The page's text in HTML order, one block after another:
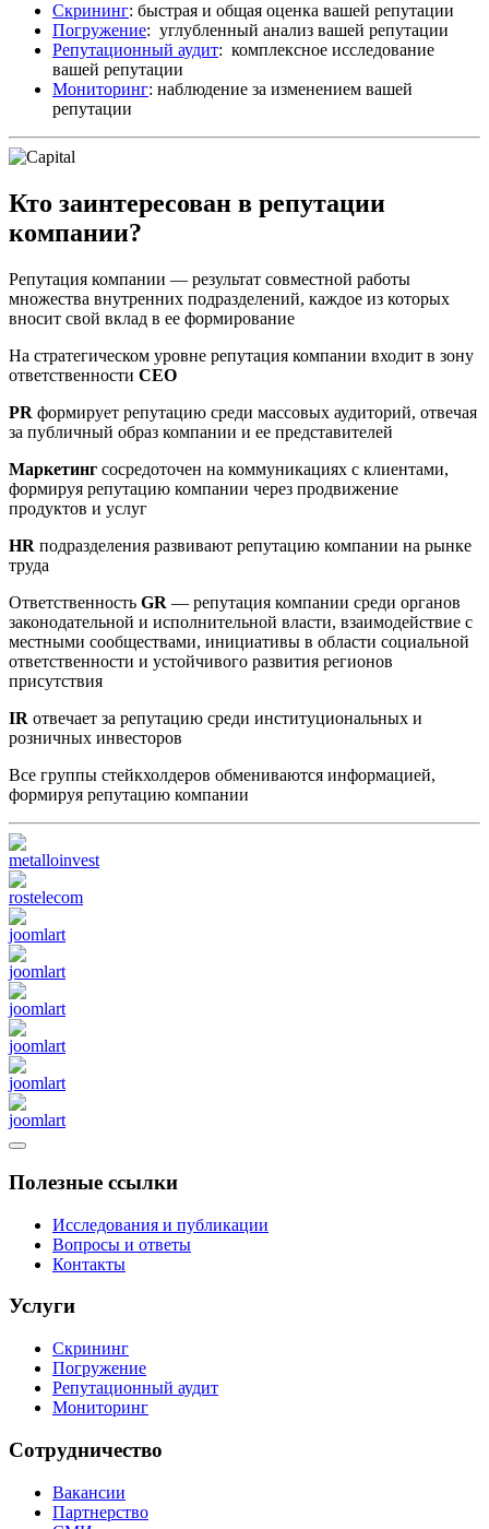
Скрининг: быстрая и общая оценка вашей репутации
Погружение: углубленный анализ вашей репутации
Репутационный аудит: комплексное исследование
вашей репутации
Мониторинг: наблюдение за изменением вашей
репутации
Кто заинтересован в репутации
компании?
Репутация компании — результат совместной работы
множества внутренних подразделений, каждое из которых
вносит свой вклад в ее формирование
На стратегическом уровне репутация компании входит в зону
ответственности CEO
PR формирует репутацию среди массовых аудиторий, отвечая
за публичный образ компании и ее представителей
Маркетинг сосредоточен на коммуникациях с клиентами,
формируя репутацию компании через продвижение
продуктов и услуг
HR подразделения развивают репутацию компании на рынке
труда
Ответственность GR — репутация компании среди органов
законодательной и исполнительной власти, взаимодействие с
местными сообществами, инициативы в области социальной
ответственности и устойчивого развития регионов
присутствия
IR отвечает за репутацию среди институциональных и
розничных инвесторов
Все группы стейкхолдеров обмениваются информацией,
формируя репутацию компании
Полезные ссылки
Исследования и публикации
Вопросы и ответы
Контакты
Услуги
Скрининг
Погружение
Репутационный аудит
Мониторинг
Сотрудничество
Вакансии
Партнерство